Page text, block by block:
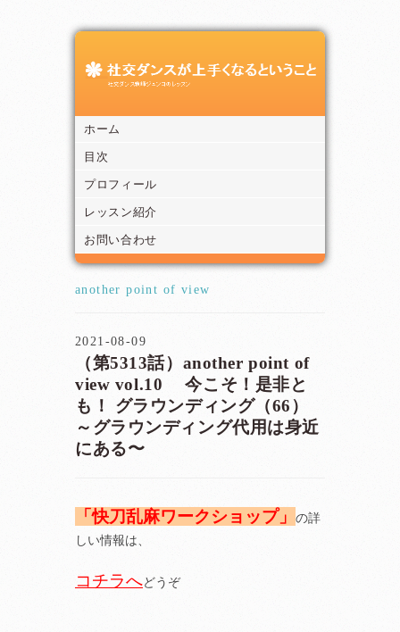
ホーム
目次
プロフィール
レッスン紹介
お問い合わせ
another point of view
2021-08-09
（第5313話）another point of
view vol.10 今こそ！是非と
も！ グラウンディング（66）
～グラウンディング代用は身近
にある〜
「快刀乱麻ワークショップ」
の詳
しい情報は、
コチラへどうぞ